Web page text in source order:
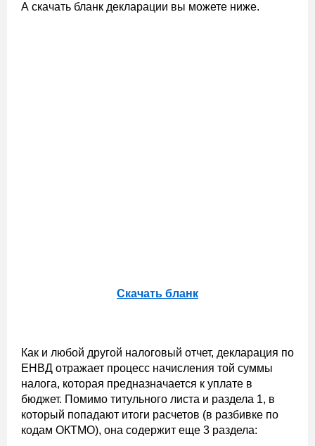
А скачать бланк декларации вы можете ниже.
Скачать бланк
Как и любой другой налоговый отчет, декларация по
ЕНВД отражает процесс начисления той суммы
налога, которая предназначается к уплате в
бюджет. Помимо титульного листа и раздела 1, в
который попадают итоги расчетов (в разбивке по
кодам ОКТМО), она содержит еще 3 раздела: